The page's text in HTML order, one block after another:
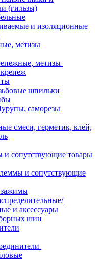
(гильзы)
и изоляционные
метизы
метизы
шпильки
саморезы
смеси, герметик, клей,
и сопутствующие товары
и сопутствующие
и аксессуары
шин